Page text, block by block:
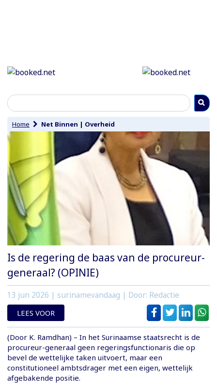
Home Net Binnen | Overheid
Is de regering de baas van de procureur-
generaal? (OPINIE)
13 jun 2026 | surinamevandaag | Door: Redactie
LEES VOOR
(Door K. Ramdhan) – In het Surinaamse staatsrecht is de
procureur-generaal geen regeringsfunctionaris die op
bevel de wettelijke taken uitvoert, maar een
constitutioneel ambtsdrager met een eigen, wettelijk
afgebakende positie.